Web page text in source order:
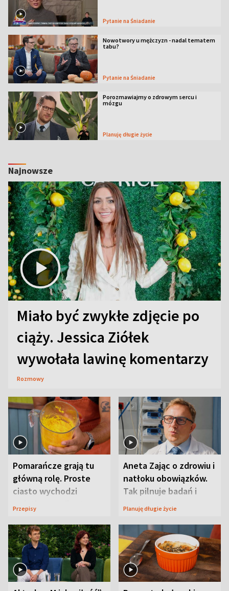
Pytanie na Śniadanie
Nowotwory u mężczyzn - nadal tematem
tabu?
Pytanie na Śniadanie
Porozmawiajmy o zdrowym sercu i
mózgu
Planuję długie życie
Najnowsze
Miało być zwykłe zdjęcie po
ciąży. Jessica Ziółek
wywołała lawinę komentarzy
Rozmowy
Pomarańcze grają tu
główną rolę. Proste
ciasto wychodzi
wyjątkowo wilgotne
Przepisy
Aneta Zając o zdrowiu i
natłoku obowiązków.
Tak pilnuje badań i
wizyt
Planuję długie życie